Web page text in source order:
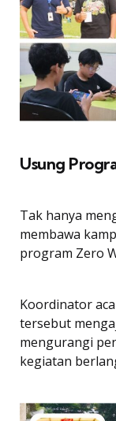
Usung
Tak hanya
membawa
program Zero
Koordinator
tersebut
mengurangi
kegiatan